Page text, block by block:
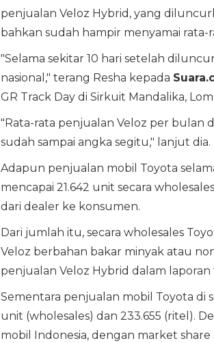
penjualan Veloz Hybrid, yang
bahkan sudah hampir menyamai
"Selama sekitar 10 hari setelah
nasional," terang Resha kepada
GR Track Day di Sirkuit Mandalika,
"Rata-rata penjualan Veloz per bulan
sudah sampai angka segitu," lanjut dia.
Adapun penjualan mobil Toyota
mencapai 21.642 unit secara
dari dealer ke konsumen.
Dari jumlah itu, secara wholesales
Veloz berbahan bakar minyak atau
penjualan Veloz Hybrid dalam
Sementara penjualan mobil Toyota di
unit (wholesales) dan 233.655 (ritel).
mobil Indonesia, dengan market share